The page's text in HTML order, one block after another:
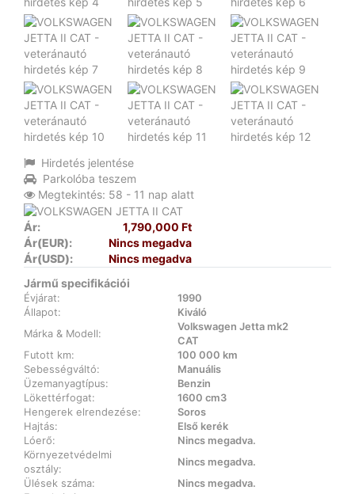
Hirdetés jelentése
Parkolóba teszem
Megtekintés: 58 - 11 nap alatt
Ár:
1,790,000 Ft
Ár(EUR):
Nincs megadva
Ár(USD):
Nincs megadva
Jármű specifikációi
Évjárat:
1990
Állapot:
Kiváló
Márka & Modell:
Volkswagen Jetta mk2
CAT
Futott km:
100 000 km
Sebességváltó:
Manuális
Üzemanyagtípus:
Benzin
Lökettérfogat:
1600 cm3
Hengerek elrendezése:
Soros
Hajtás:
Első kerék
Lóerő:
Nincs megadva.
Környezetvédelmi
osztály:
Nincs megadva.
Ülések száma:
Nincs megadva.